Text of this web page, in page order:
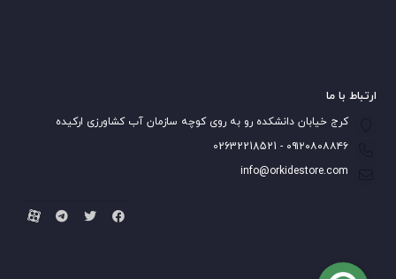
ارتباط با ما
کرج خیابان دانشکده رو به روی کوچه سازمان آب کشاورزی ارکیده
۰۹۱۲۰۸۰۸۸۴۶ - 02632218521
info@orkidestore.com